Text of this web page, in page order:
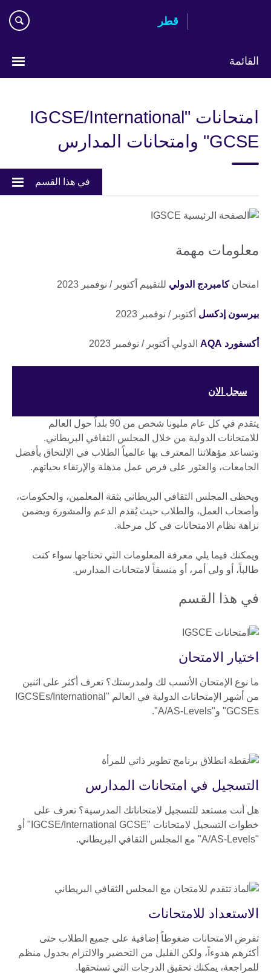
قطر
القائمة
امتحانات "IGCSE/International
GCSE" وامتحانات المدارس
في هذا القسم
معلومات مهمة
امتحانكامبردج الدولي للتقييم أكتوبر / نوفمبر 2023
بيرسون إدكسل أكتوبر / نوفمبر 2023
أكسفورد AQA الدولي أكتوبر / نوفمبر 2023
سجل الان
يتقدم في كل عام مليونا شخص من 90 بلداً حول العالم
للامتحانات الدولية من خلال المجلس الثقافي البريطاني.
وتساعد مؤهلاتنا المعترف بها عالمياً الطلاب في الإلتحاق بأفضل
الجامعات، والعثور على فرص عمل مذهلة والإرتقاء بحياتهم.
ويحظى المجلس الثقافي البريطاني بثقة المعلمين، والحكومات،
وأصحاب العمل، والطلاب حيث يُقدم الدعم والمشورة ويضمن
نزاهة نظام الامتحانات في كل مرحلة.
ويمكنك فيما يلي معرفة المعلومات التي تحتاجها سواء كنت
طالباً، أو ولي أمر، أو منسقاً لامتحانات المدارس.
في هذا القسم
اختيار الامتحان
ما نوع الإمتحان الأنسب لك ولمدرستك؟ تعرف أكثر على اثنين
من أشهر الإمتحانات الدولية في العالم "IGCSEs/International
GCSEs" و"A/AS-Levels".
التسجيل في امتحانات المدارس
هل أنت مستعد للتسجيل لامتحاناتك المدرسية؟ تعرف على
خطوات التسجيل لامتحانات "IGCSE/International GCSE" أو
"A/AS-Levels" مع المجلس الثقافي البريطاني.
الاستعداد للامتحانات
تفرض الامتحانات ضغوطاً إضافية على جميع الطلاب حتى
أكثرهم هدوءاً، ولكن القليل من التحضير والالتزام بجدول منظم
للمراجعة، يمكنك تحقيق الدرجات التي تستحقها.